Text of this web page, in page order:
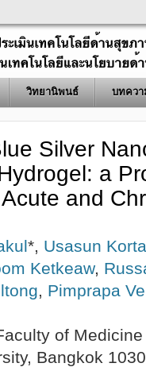
วิทยานิพนธ์ บทควา
Silver
a
and
*, Usasun
Ketkeaw,
, Pimprapa
of
Bangkok